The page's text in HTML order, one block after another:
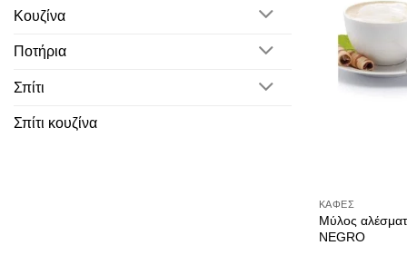
Κουζίνα
Ποτήρια
Σπίτι
Σπίτι κουζίνα
ΚΑΦΈΣ
Μύλος
NEGRO